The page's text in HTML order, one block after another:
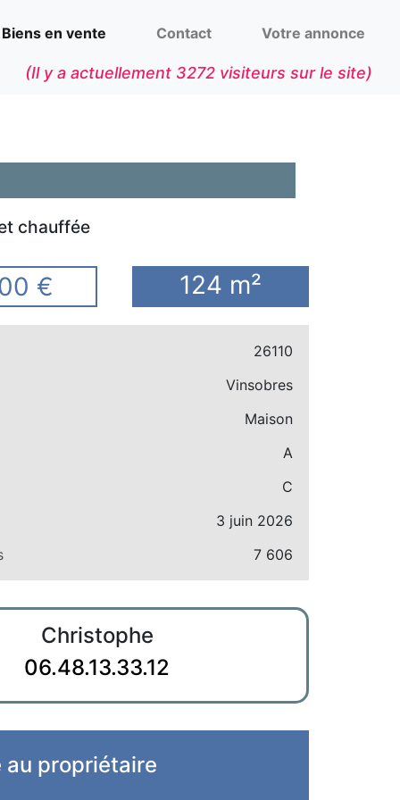
Biens en vente Contact Votre annonce
(Il y a actuellement 3272 visiteurs sur le site)
chauffée
€ 124 m²
26110
Vinsobres
Maison
A
C
3 juin 2026
7 606
Christophe
06.48.13.33.12
au propriétaire